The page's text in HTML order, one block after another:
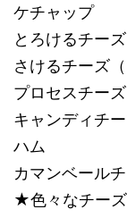
ケチャップ
とろけるチー
さけるチーズ
プロセスチー
キャンディチ
ハム
カマンベール
★色々なチー